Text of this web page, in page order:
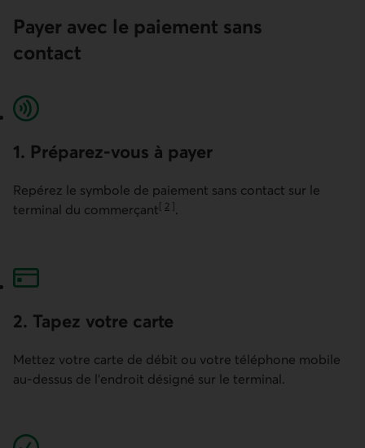
Payer avec le paiement sans
contact
1. Préparez-vous à payer
Repérez le symbole de paiement sans contact sur le
terminal du commerçant[ 2 ]
Aller à la note
.
2. Tapez votre carte
Mettez votre carte de débit ou votre téléphone mobile
au-dessus de l'endroit désigné sur le terminal.